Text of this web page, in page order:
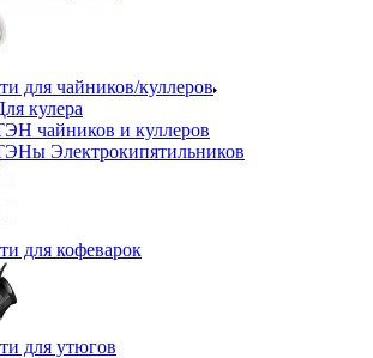
для чайников/куллеров
кулера
чайников и куллеров
Электрокипятильников
для кофеварок
для утюгов